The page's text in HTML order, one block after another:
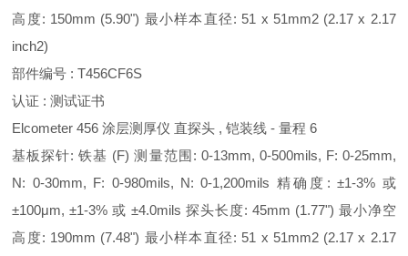
高度: 150mm (5.90") 最小样本直径: 51 x 51mm2 (2.17 x 2.17
inch2)
部件编号 : T456CF6S
认证 : 测试证书
Elcometer 456 涂层测厚仪 直探头 , 铠装线 - 量程 6
基板探针: 铁基 (F) 测量范围: 0-13mm, 0-500mils, F: 0-25mm,
N: 0-30mm, F: 0-980mils, N: 0-1,200mils 精确度: ±1-3% 或
±100μm, ±1-3% 或 ±4.0mils 探头长度: 45mm (1.77") 最小净空
高度: 190mm (7.48") 最小样本直径: 51 x 51mm2 (2.17 x 2.17